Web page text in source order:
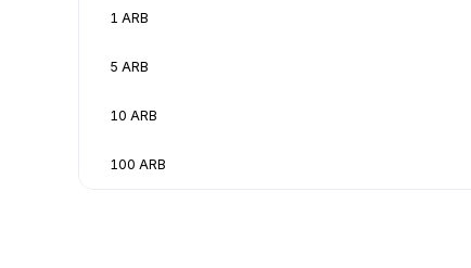
1 ARB
5 ARB
10 ARB
100 ARB